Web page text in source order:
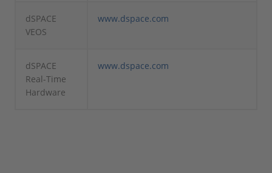
dSPACE
VEOS
www.dspace.com
dSPACE
Real-Time
Hardware
www.dspace.com